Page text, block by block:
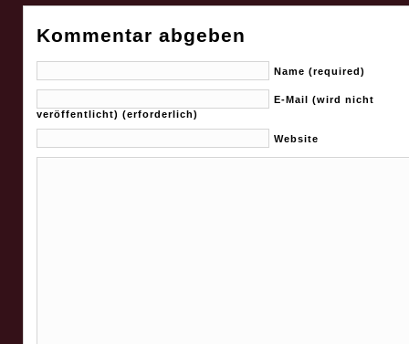
Kommentar abgeben
Name (required)
E-Mail (wird nicht
veröffentlicht) (erforderlich)
Website